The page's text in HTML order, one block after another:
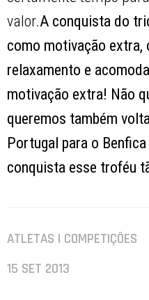
valor.A conquista do
como motivação extra,
relaxamento e
motivação extra! Não
queremos também
Portugal para o
conquista esse troféu
ATLETAS | COMPETIÇÕES
15 SET 2013